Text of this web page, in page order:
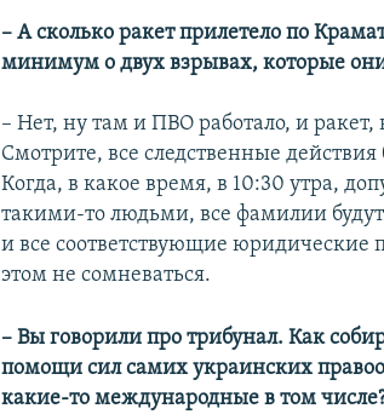
– А сколько ракет прилетело по
минимум о двух взрывах, которые
– Нет, ну там и ПВО работало, и
Смотрите, все следственные действия
Когда, в какое время, в 10:30 утра,
такими-то людьми, все фамилии
и все соответствующие юридические
этом не сомневаться.​
– Вы говорили про трибунал. Как
помощи сил самих украинских
какие-то международные в том